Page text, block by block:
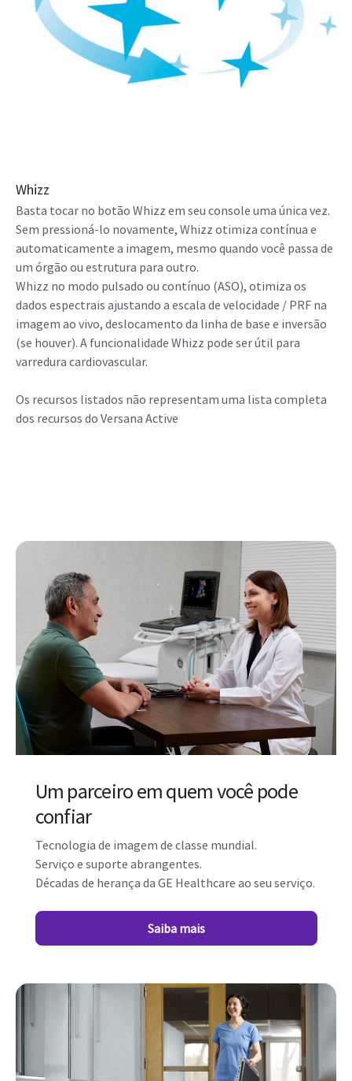
Whizz
Basta tocar no botão Whizz em seu console uma única vez.
Sem pressioná-lo novamente, Whizz otimiza contínua e
automaticamente a imagem, mesmo quando você passa de
um órgão ou estrutura para outro.
Whizz no modo pulsado ou contínuo (ASO), otimiza os
dados espectrais ajustando a escala de velocidade / PRF na
imagem ao vivo, deslocamento da linha de base e inversão
(se houver). A funcionalidade Whizz pode ser útil para
varredura cardiovascular.
Os recursos listados não representam uma lista completa
dos recursos do Versana Active
Um parceiro em quem você pode
confiar
Tecnologia de imagem de classe mundial.
Serviço e suporte abrangentes.
Décadas de herança da GE Healthcare ao seu serviço.
Saiba mais